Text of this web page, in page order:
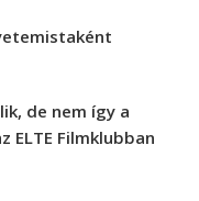
de nem így a
ELTE Filmklubban